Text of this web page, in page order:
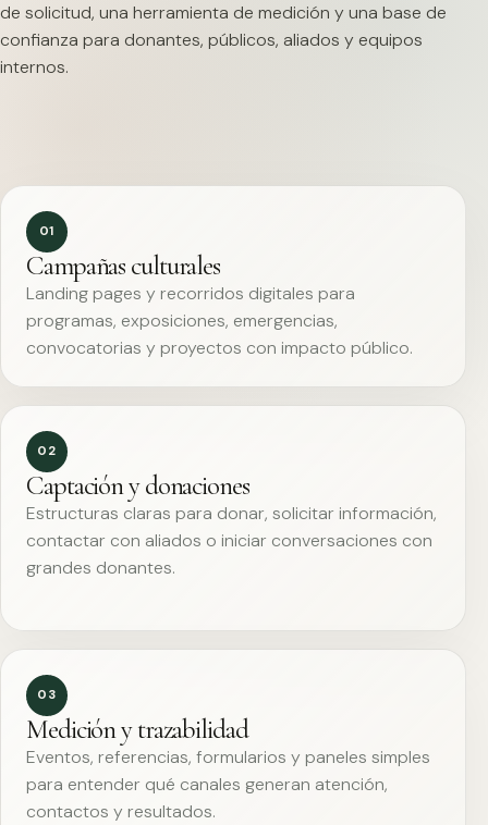
de solicitud, una herramienta de medición y una base de
confianza para donantes, públicos, aliados y equipos
internos.
01
Campañas culturales
Landing pages y recorridos digitales para
programas, exposiciones, emergencias,
convocatorias y proyectos con impacto público.
02
Captación y donaciones
Estructuras claras para donar, solicitar información,
contactar con aliados o iniciar conversaciones con
grandes donantes.
03
Medición y trazabilidad
Eventos, referencias, formularios y paneles simples
para entender qué canales generan atención,
contactos y resultados.